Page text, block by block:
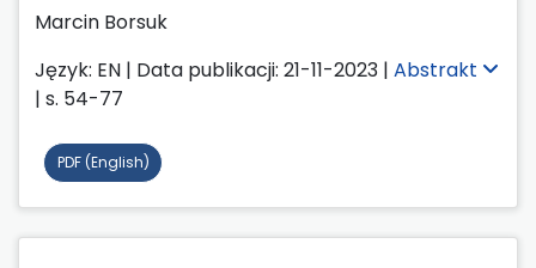
Marcin Borsuk
Język: EN | Data publikacji: 21-11-2023 | Abstrakt
| s. 54-77
PDF (English)